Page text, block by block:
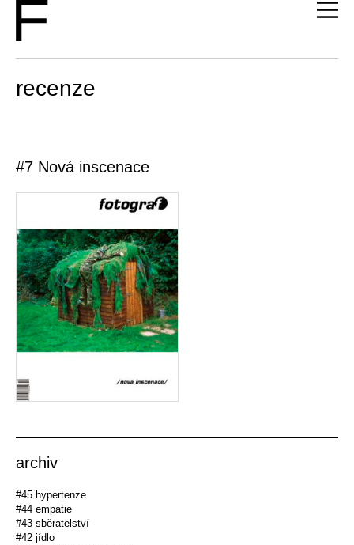
recenze
#7 Nová inscenace
archiv
#45 hypertenze
#44 empatie
#43 sběratelství
#42 jídlo